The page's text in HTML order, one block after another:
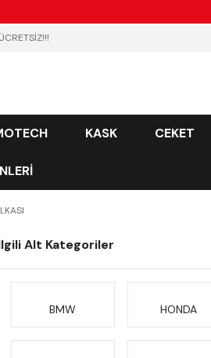
KASK CEKET
Alt Kategoriler
BMW HONDA